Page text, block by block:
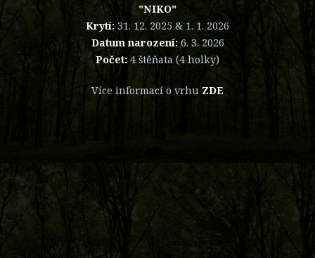
"NIKO"
Krytí: 31. 12. 2025 & 1. 1. 2026
Datum narození:6. 3. 2026
Počet: 4 štěňata (4 holky)
Více informací o vrhu ZDE